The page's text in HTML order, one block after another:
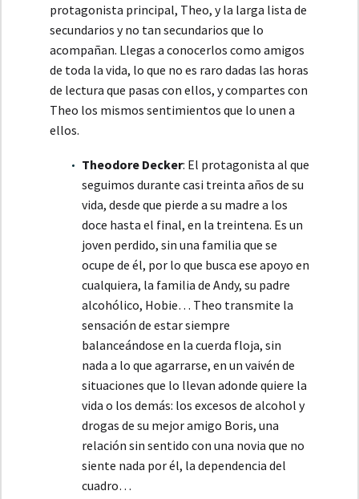
protagonista principal, Theo, y la larga lista de
secundarios y no tan secundarios que lo
acompañan. Llegas a conocerlos como amigos
de toda la vida, lo que no es raro dadas las horas
de lectura que pasas con ellos, y compartes con
Theo los mismos sentimientos que lo unen a
ellos.
Theodore Decker: El protagonista al que
seguimos durante casi treinta años de su
vida, desde que pierde a su madre a los
doce hasta el final, en la treintena. Es un
joven perdido, sin una familia que se
ocupe de él, por lo que busca ese apoyo en
cualquiera, la familia de Andy, su padre
alcohólico, Hobie… Theo transmite la
sensación de estar siempre
balanceándose en la cuerda floja, sin
nada a lo que agarrarse, en un vaivén de
situaciones que lo llevan adonde quiere la
vida o los demás: los excesos de alcohol y
drogas de su mejor amigo Boris, una
relación sin sentido con una novia que no
siente nada por él, la dependencia del
cuadro…